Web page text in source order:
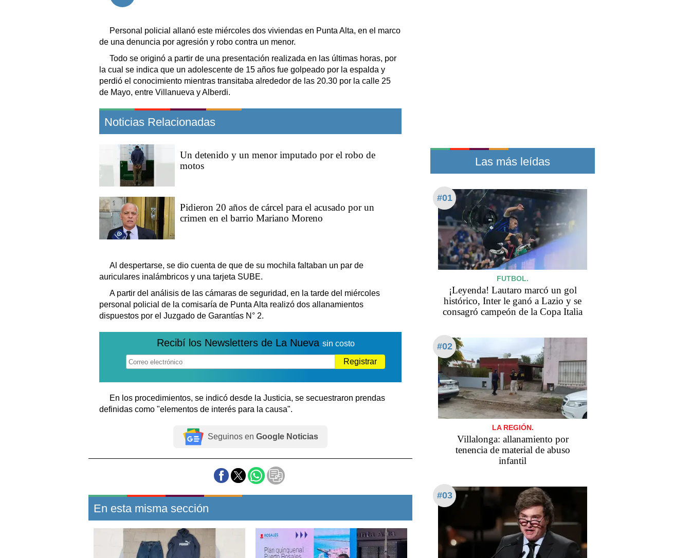
Servicios
Transportes
Datos Útiles
Fúnebres
Teléfonos de urgencia
Personal policial allanó este miércoles dos viviendas en Punta Alta, en el marco
de una denuncia por agresión y robo contra un menor.
Todo se originó a partir de una presentación realizada en las últimas horas, por
la cual se indica que un adolescente de 15 años fue golpeado por la espalda y
perdió el conocimiento mientras transitaba alrededor de las 20.30 por la calle 25
de Mayo, entre Villanueva y Alberdi.
Noticias Relacionadas
Un detenido y un menor imputado por el robo de
motos
Pidieron 20 años de cárcel para el acusado por un
crimen en el barrio Mariano Moreno
Al despertarse, se dio cuenta de que de su mochila faltaban un par de
auriculares inalámbricos y una tarjeta SUBE.
A partir del análisis de las cámaras de seguridad, en la tarde del miércoles
personal policial de la comisaría de Punta Alta realizó dos allanamientos
dispuestos por el Juzgado de Garantías N° 2.
Recibí los Newsletters de La Nueva sin costo
Registrar
En los procedimientos, se indicó desde la Justicia, se secuestraron prendas
definidas como "elementos de interés para la causa".
Seguinos en Google Noticias
En esta misma sección
Las más leídas
#01
FUTBOL.
¡Leyenda! Lautaro marcó un gol
histórico, Inter le ganó a Lazio y se
consagró campeón de la Copa Italia
#02
LA REGIÓN.
Villalonga: allanamiento por
tenencia de material de abuso
infantil
#03